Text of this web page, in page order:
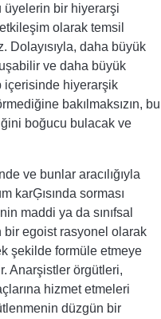
üyelerin bir hiyerarşi
olarak temsil
daha büyük
ve daha büyük
içerisinde hiyerarşik
bakılmaksızın, bu
boğucu bulacak ve
ve bunlar aracılığıyla
karĢısında sorması
maddi ya da sınıfsal
bir egoist rasyonel olarak
şekilde formüle etmeye
Anarşistler örgütleri,
hizmet etmeleri
düzgün bir